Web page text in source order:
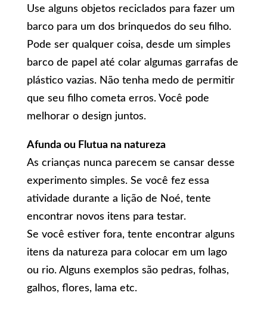
Use alguns objetos reciclados para fazer um
barco para um dos brinquedos do seu filho.
Pode ser qualquer coisa, desde um simples
barco de papel até colar algumas garrafas de
plástico vazias. Não tenha medo de permitir
que seu filho cometa erros. Você pode
melhorar o design juntos.
Afunda ou Flutua na natureza
As crianças nunca parecem se cansar desse
experimento simples. Se você fez essa
atividade durante a lição de Noé, tente
encontrar novos itens para testar.
Se você estiver fora, tente encontrar alguns
itens da natureza para colocar em um lago
ou rio. Alguns exemplos são pedras, folhas,
galhos, flores, lama etc.